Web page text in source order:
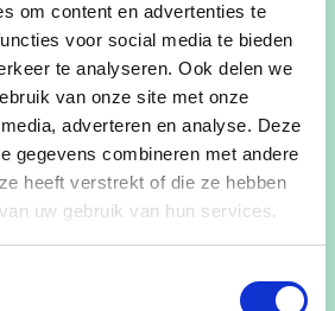
om content en advertenties te
voor social media te bieden
te analyseren. Ook delen we
van onze site met onze
adverteren en analyse. Deze
gegevens combineren met andere
heeft verstrekt of die ze hebben
uw gebruik van hun services.